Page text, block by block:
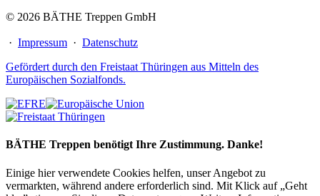
© 2026 BÄTHE Treppen GmbH
· Impressum · Datenschutz
Gefördert durch den Freistaat Thüringen aus Mitteln des
Europäischen Sozialfonds.
BÄTHE Treppen benötigt Ihre Zustimmung. Danke!
Einige hier verwendete Cookies helfen, unser Angebot zu
vermarkten, während andere erforderlich sind. Mit Klick auf „Geht